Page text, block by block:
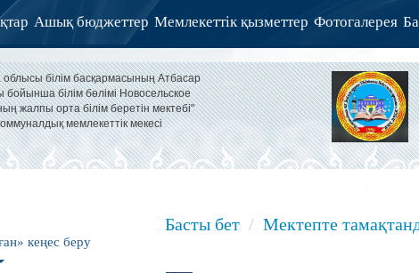
Ашық бюджеттер Мемлекеттік қызметтер Фотогалерея
білім басқармасының Атбасар
бойынша білім бөлімі Новосельское
жалпы орта білім беретін мектебі"
мемлекеттік мекесі
кеңес беру
Басты бет Мектепте